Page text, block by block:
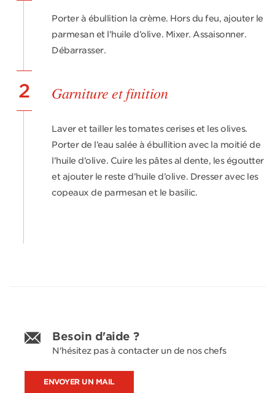
Porter à ébullition la crème. Hors du feu, ajouter le
parmesan et l’huile d’olive. Mixer. Assaisonner.
Débarrasser.
2 Garniture et finition
Laver et tailler les tomates cerises et les olives.
Porter de l’eau salée à ébullition avec la moitié de
l’huile d’olive. Cuire les pâtes al dente, les égoutter
et ajouter le reste d’huile d’olive. Dresser avec les
copeaux de parmesan et le basilic.
Besoin d'aide ?
N'hésitez pas à contacter un de nos chefs
ENVOYER UN MAIL